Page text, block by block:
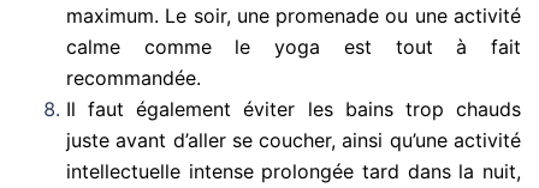
maximum. Le soir, une promenade ou une activité
calme comme le yoga est tout à fait
recommandée.
Il faut également éviter les bains trop chauds
juste avant d’aller se coucher, ainsi qu’une activité
intellectuelle intense prolongée tard dans la nuit,